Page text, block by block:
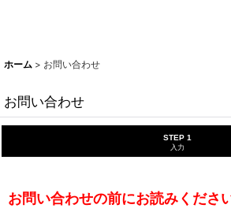
ホーム > お問い合わせ
お問い合わせ
STEP 1
入力
お問い合わせの前にお読みくださ